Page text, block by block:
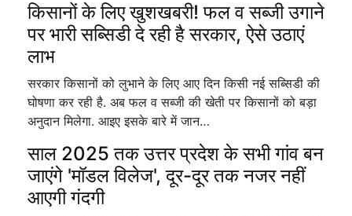
किसानों के लिए खुशखबरी! फल व सब्जी उगाने
पर भारी सब्सिडी दे रही है सरकार, ऐसे उठाएं
लाभ
सरकार किसानों को लुभाने के लिए आए दिन किसी नई सब्सिडी की
घोषणा कर रही है. अब फल व सब्जी की खेती पर किसानों को बड़ा
अनुदान मिलेगा. आइए इसके बारे में जान…
साल 2025 तक उत्तर प्रदेश के सभी गांव बन
जाएंगे 'मॉडल विलेज', दूर-दूर तक नजर नहीं
आएगी गंदगी